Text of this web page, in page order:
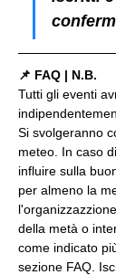
📌 FAQ | N.B.
Tutti gli eventi
Si svolgeranno
meteo. In caso
influire sulla
per almeno la
della metà o
come indicato
sezione FAQ.